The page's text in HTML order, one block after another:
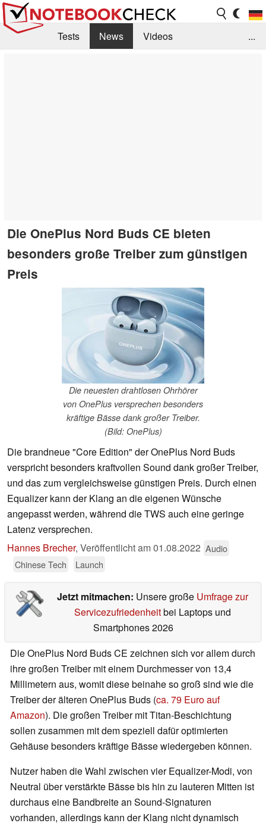
Tests News
Videos
...
Die OnePlus Nord Buds CE bieten
besonders große Treiber zum günstigen
Preis
Die neuesten drahtlosen Ohrhörer
von OnePlus versprechen besonders
kräftige Bässe dank großer Treiber.
(Bild: OnePlus)
Die brandneue "Core Edition" der OnePlus Nord Buds
verspricht besonders kraftvollen Sound dank großer Treiber,
und das zum vergleichsweise günstigen Preis. Durch einen
Equalizer kann der Klang an die eigenen Wünsche
angepasst werden, während die TWS auch eine geringe
Latenz versprechen.
Hannes Brecher, Veröffentlicht am01.08.2022 Audio
Chinese Tech
Launch
Jetzt mitmachen: Unsere große Umfrage zur
Servicezufriedenheitbei Laptops und
Smartphones 2026
Die OnePlus Nord Buds CE zeichnen sich vor allem durch
ihre großen Treiber mit einem Durchmesser von 13,4
Millimetern aus, womit diese beinahe so groß sind wie die
Treiber der älteren OnePlus Buds (ca. 79 Euro auf
Amazon). Die großen Treiber mit Titan-Beschichtung
sollen zusammen mit dem speziell dafür optimierten
Gehäuse besonders kräftige Bässe wiedergeben können.
Nutzer haben die Wahl zwischen vier Equalizer-Modi, von
Neutral über verstärkte Bässe bis hin zu lauteren Mitten ist
durchaus eine Bandbreite an Sound-Signaturen
vorhanden, allerdings kann der Klang nicht dynamisch